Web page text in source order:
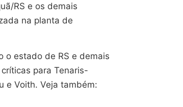
RS e os demais
na planta de
o estado de RS e demais
para Tenaris-
e Voith. Veja também: